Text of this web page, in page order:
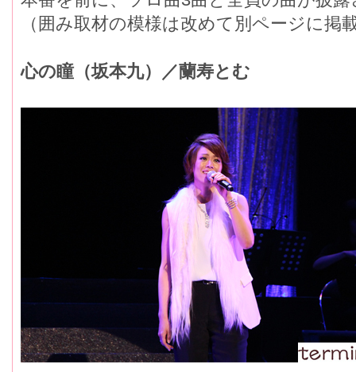
（囲み取材の模様は改めて別ページに掲
心の瞳（坂本九）／蘭寿とむ